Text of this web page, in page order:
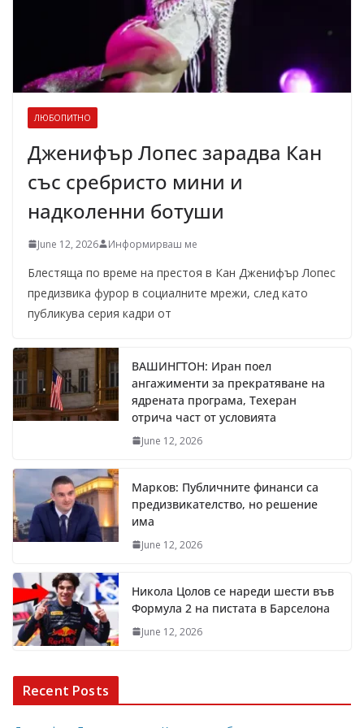
ЛЮБОПИТНО
Дженифър Лопес зарадва Кан
със сребристо мини и
надколенни ботуши
June 12, 2026 Информирваш ме
Блестяща по време на престоя в Кан Дженифър Лопес
предизвика фурор в социалните мрежи, след като
публикува серия кадри от
ВАШИНГТОН: Иран поел
ангажименти за прекратяване на
ядрената програма, Техеран
отрича част от условията
June 12, 2026
Марков: Публичните финанси са
предизвикателство, но решение
има
June 12, 2026
Никола Цолов се нареди шести във
Формула 2 на пистата в Барселона
June 12, 2026
Recent Posts